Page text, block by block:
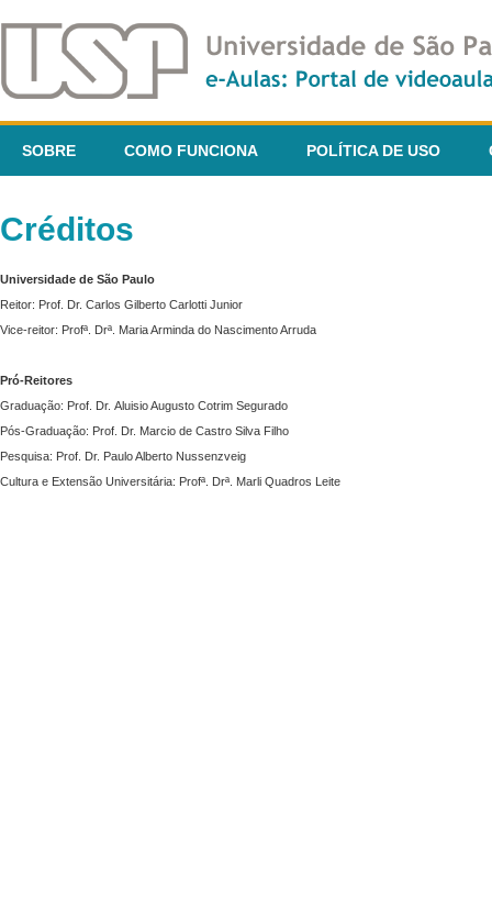
SOBRE COMO FUNCIONA POLÍTICA DE USO
Créditos
Universidade de São Paulo
Reitor: Prof. Dr. Carlos Gilberto Carlotti Junior
Vice-reitor: Profª. Drª. Maria Arminda do Nascimento Arruda
Pró-Reitores
Graduação: Prof. Dr. Aluisio Augusto Cotrim Segurado
Pós-Graduação: Prof. Dr. Marcio de Castro Silva Filho
Pesquisa: Prof. Dr. Paulo Alberto Nussenzveig
Cultura e Extensão Universitária: Profª. Drª. Marli Quadros Leite